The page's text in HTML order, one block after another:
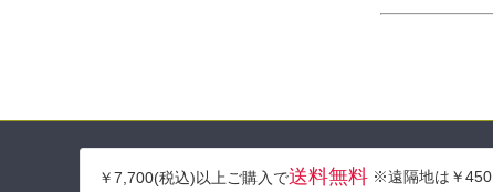
￥7,700(税込)以上ご購入で送料無料※遠隔地は￥450